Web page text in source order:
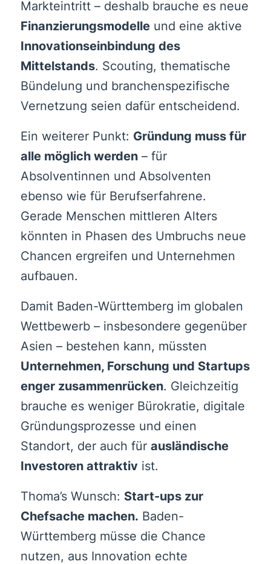
Markteintritt – deshalb brauche es neue
Finanzierungsmodelleund eine aktive
Innovationseinbindung des
Mittelstands. Scouting, thematische
Bündelung und branchenspezifische
Vernetzung seien dafür entscheidend.
Ein weiterer Punkt: Gründung muss für
alle möglich werden– für
Absolventinnen und Absolventen
ebenso wie für Berufserfahrene.
Gerade Menschen mittleren Alters
könnten in Phasen des Umbruchs neue
Chancen ergreifen und Unternehmen
aufbauen.
Damit Baden-Württemberg im globalen
Wettbewerb – insbesondere gegenüber
Asien – bestehen kann, müssten
Unternehmen, Forschung und Startups
enger zusammenrücken. Gleichzeitig
brauche es weniger Bürokratie, digitale
Gründungsprozesse und einen
Standort, der auch für ausländische
Investoren attraktivist.
Thoma’s Wunsch: Start-ups zur
Chefsache machen. Baden-
Württemberg müsse die Chance
nutzen, aus Innovation echte